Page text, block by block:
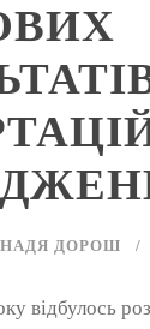
НАДЯ ДОРОШ
відбулось